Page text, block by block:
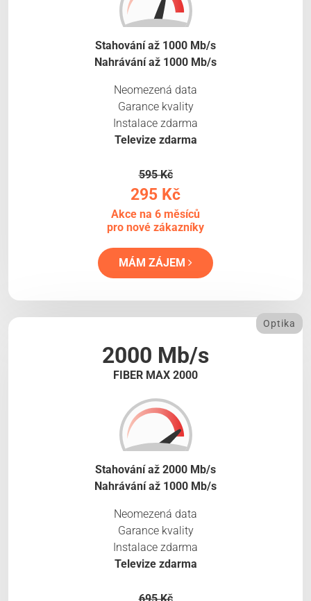
Stahování až 1000 Mb/s
Nahrávání až 1000 Mb/s
Neomezená data
Garance kvality
Instalace zdarma
Televize zdarma
595 Kč
295 Kč
Akce na 6 měsíců
pro nové zákazníky
MÁM ZÁJEM
2000 Mb/s
FIBER MAX 2000
Optika
Stahování až 2000 Mb/s
Nahrávání až 1000 Mb/s
Neomezená data
Garance kvality
Instalace zdarma
Televize zdarma